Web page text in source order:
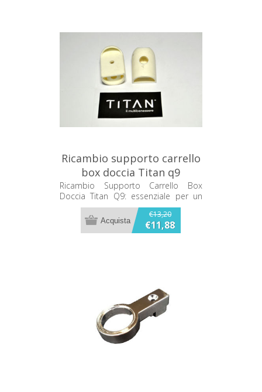
Ricambio supporto carrello
box doccia Titan q9
Ricambio Supporto Carrello Box
Doccia Titan Q9: essenziale per un
movimento fluido e silenzioso delle
porte del tuo box doccia. Robusto,
facile da installare e resistente
€13,20
€11,88